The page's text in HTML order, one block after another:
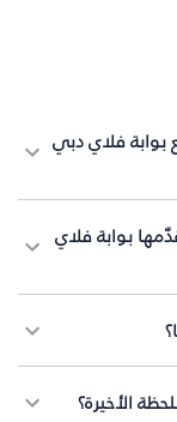
بوابة فلاي دبي
بوابة فلاي
الأخيرة؟